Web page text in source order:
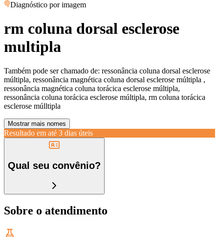
Diagnóstico por imagem
rm coluna dorsal esclerose
multipla
Também pode ser chamado de: ressonância coluna dorsal esclerose
múltipla, ressonância magnética coluna dorsal esclerose múltipla ,
ressonância magnética coluna torácica esclerose múltipla,
ressonância coluna torácica esclerose múltipla, rm coluna torácica
esclerose múlltipla
Mostrar mais nomes
Resultado em até 3 dias úteis
Qual seu convênio?
Sobre o atendimento